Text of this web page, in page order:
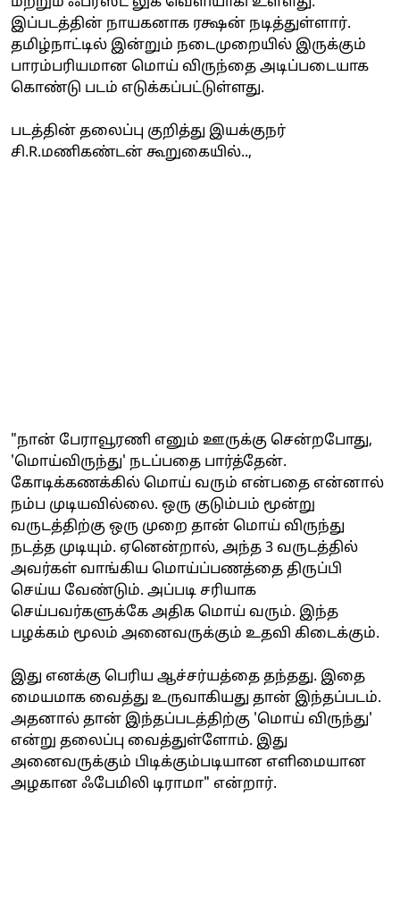
இப்படத்தின் நாயகனாக ரக்ஷன் நடித்துள்ளார்.
தமிழ்நாட்டில் இன்றும் நடைமுறையில் இருக்கும்
பாரம்பரியமான மொய் விருந்தை அடிப்படையாக
கொண்டு படம் எடுக்கப்பட்டுள்ளது.
படத்தின் தலைப்பு குறித்து இயக்குநர்
சி.R.மணிகண்டன் கூறுகையில்..,
"நான் பேராவூரணி எனும் ஊருக்கு சென்றபோது,
'மொய்விருந்து' நடப்பதை பார்த்தேன்.
கோடிக்கணக்கில் மொய் வரும் என்பதை என்னால்
நம்ப முடியவில்லை. ஒரு குடும்பம் மூன்று
வருடத்திற்கு ஒரு முறை தான் மொய் விருந்து
நடத்த முடியும். ஏனென்றால், அந்த 3 வருடத்தில்
அவர்கள் வாங்கிய மொய்ப்பணத்தை திருப்பி
செய்ய வேண்டும். அப்படி சரியாக
செய்பவர்களுக்கே அதிக மொய் வரும். இந்த
பழக்கம் மூலம் அனைவருக்கும் உதவி கிடைக்கும்.
இது எனக்கு பெரிய ஆச்சர்யத்தை தந்தது. இதை
மையமாக வைத்து உருவாகியது தான் இந்தப்படம்.
அதனால் தான் இந்தப்படத்திற்கு 'மொய் விருந்து'
என்று தலைப்பு வைத்துள்ளோம். இது
அனைவருக்கும் பிடிக்கும்படியான எளிமையான
அழகான ஃபேமிலி டிராமா" என்றார்.